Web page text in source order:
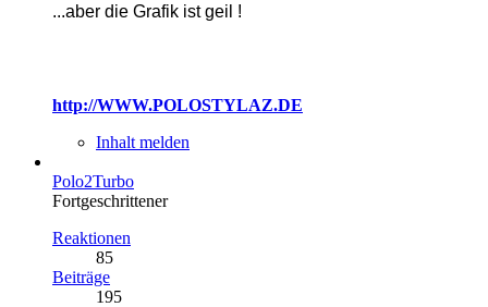
...aber die Grafik ist geil !
http://WWW.POLOSTYLAZ.DE
Inhalt melden
Polo2Turbo
Fortgeschrittener
Reaktionen
85
Beiträge
195